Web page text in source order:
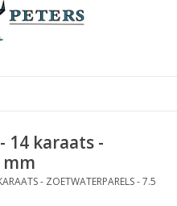
14 karaats -
mm
- ZOETWATERPARELS - 7.5